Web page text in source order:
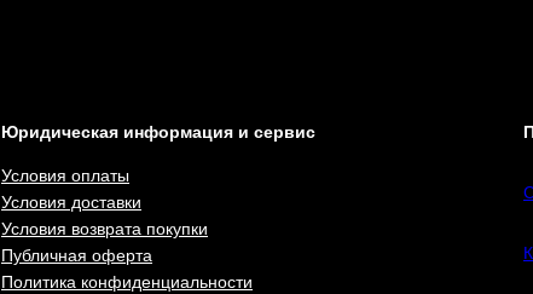
Юридическая информация и сервис
Условия оплаты
Условия доставки
Условия возврата покупки
Публичная оферта
Политика конфиденциальности